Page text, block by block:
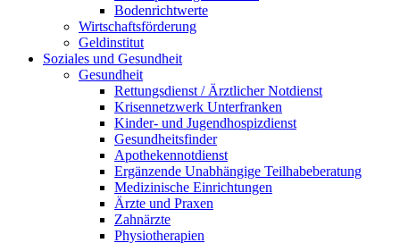
Bodenrichtwerte
Wirtschaftsförderung
Geldinstitut
Soziales und Gesundheit
Gesundheit
Rettungsdienst / Ärztlicher Notdienst
Krisennetzwerk Unterfranken
Kinder- und Jugendhospizdienst
Gesundheitsfinder
Apothekennotdienst
Ergänzende Unabhängige Teilhabeberatung
Medizinische Einrichtungen
Ärzte und Praxen
Zahnärzte
Physiotherapien